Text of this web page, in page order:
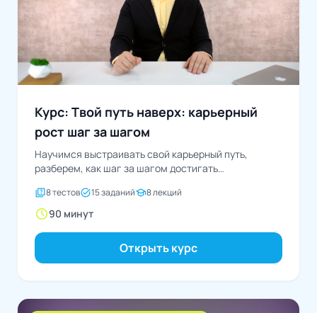
Курс: Твой путь наверх: карьерный
рост шаг за шагом
Научимся выстраивать свой карьерный путь,
разберем, как шаг за шагом достигать
quiz8 тестовtask_alt15 заданийschool8 лекций
schedule90 минут
Открыть курс